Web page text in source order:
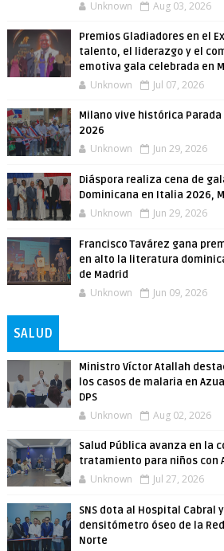
Unknown Aug 03, 2026
Premios Gladiadores en el
talento, el liderazgo y el
emotiva gala celebrada en
Unknown Jul 07, 2026
Milano vive histórica
2026
Unknown Jun 29, 2026
Diáspora realiza cena de
Dominicana en Italia 2026,
Unknown Jun 29, 2026
Francisco Tavárez gana
en alto la literatura
de Madrid
Unknown Jun 09, 2026
SALUD
Ministro Víctor Atallah
los casos de malaria en
DPS
Unknown Aug 02, 2026
Salud Pública avanza en la
tratamiento para niños con
Unknown Jul 27, 2026
SNS dota al Hospital Cabral
densitómetro óseo de la
Norte